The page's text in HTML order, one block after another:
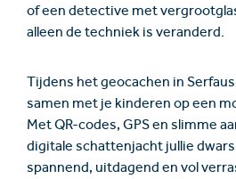
of een detective met
alleen de techniek is veranderd.
Tijdens het geocachen in
samen met je kinderen op een
Met QR-codes, GPS en slimme
digitale schattenjacht jullie
spannend, uitdagend en vol